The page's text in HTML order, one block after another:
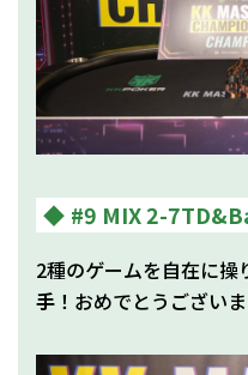
#9 MIX 2-
2種のゲームを自在に操
手 ！おめでとうござい